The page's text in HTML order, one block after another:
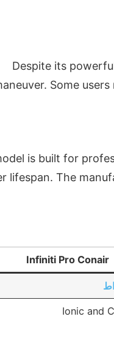
Despite its
Some
is built for
lifespan. The
Infiniti Pro Conair
Ionic and